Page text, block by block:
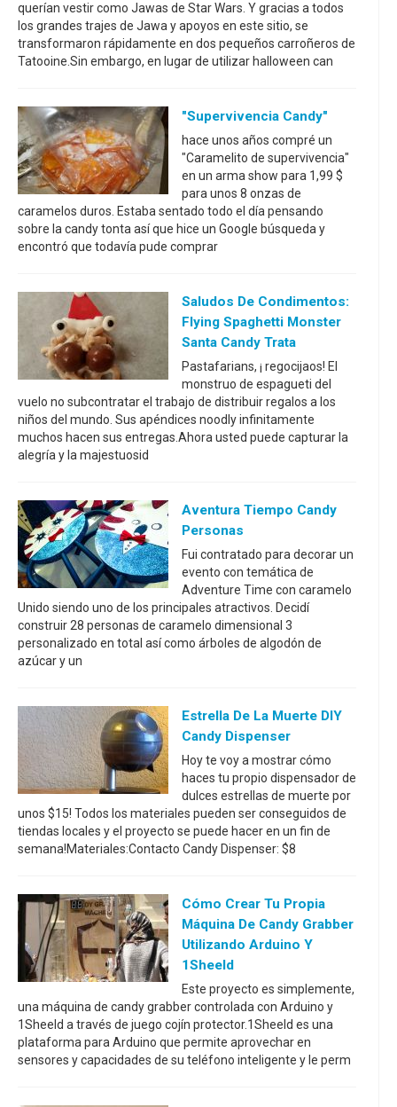
querían vestir como Jawas de Star Wars. Y gracias a todos
los grandes trajes de Jawa y apoyos en este sitio, se
transformaron rápidamente en dos pequeños carroñeros de
Tatooine.Sin embargo, en lugar de utilizar halloween can
"Supervivencia Candy"
hace unos años compré un
"Caramelito de supervivencia"
en un arma show para 1,99 $
para unos 8 onzas de
caramelos duros. Estaba sentado todo el día pensando
sobre la candy tonta así que hice un Google búsqueda y
encontró que todavía pude comprar
Saludos De Condimentos:
Flying Spaghetti Monster
Santa Candy Trata
Pastafarians, ¡ regocijaos! El
monstruo de espagueti del
vuelo no subcontratar el trabajo de distribuir regalos a los
niños del mundo. Sus apéndices noodly infinitamente
muchos hacen sus entregas.Ahora usted puede capturar la
alegría y la majestuosid
Aventura Tiempo Candy
Personas
Fui contratado para decorar un
evento con temática de
Adventure Time con caramelo
Unido siendo uno de los principales atractivos. Decidí
construir 28 personas de caramelo dimensional 3
personalizado en total así como árboles de algodón de
azúcar y un
Estrella De La Muerte DIY
Candy Dispenser
Hoy te voy a mostrar cómo
haces tu propio dispensador de
dulces estrellas de muerte por
unos $15! Todos los materiales pueden ser conseguidos de
tiendas locales y el proyecto se puede hacer en un fin de
semana!Materiales:Contacto Candy Dispenser: $8
Cómo Crear Tu Propia
Máquina De Candy Grabber
Utilizando Arduino Y
1Sheeld
Este proyecto es simplemente,
una máquina de candy grabber controlada con Arduino y
1Sheeld a través de juego cojín protector.1Sheeld es una
plataforma para Arduino que permite aprovechar en
sensores y capacidades de su teléfono inteligente y le perm